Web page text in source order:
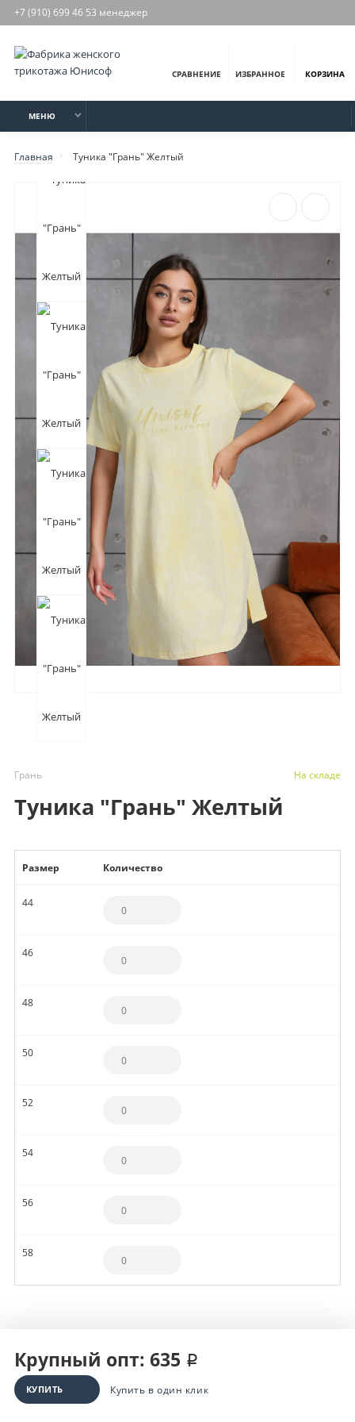
+7 (910) 699 46 53 менеджер
СРАВНЕНИЕ ИЗБРАННОЕ КОРЗИНА
МЕНЮ
Главная Туника "Грань" Желтый
Грань
Туника "Грань" Желтый
На складе
Размер Количество
44
46
48
50
52
54
56
58
Крупный опт: 635 ₽
КУПИТЬ Купить в один клик